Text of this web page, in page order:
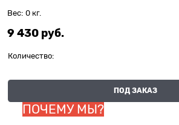
Вес: 0 кг.
9 430 руб.
Количество:
ПОД ЗАКАЗ
ПОЧЕМУ МЫ?